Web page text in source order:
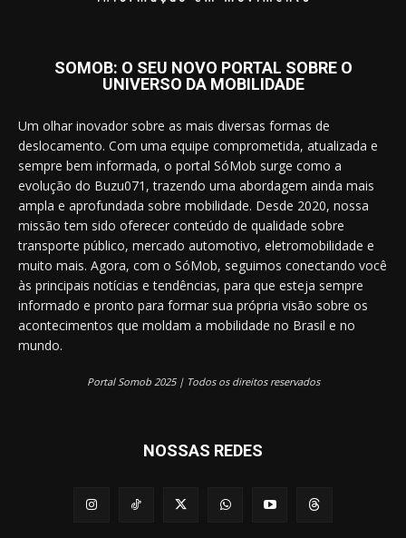
SOMOB: O SEU NOVO PORTAL SOBRE O
UNIVERSO DA MOBILIDADE
Um olhar inovador sobre as mais diversas formas de
deslocamento. Com uma equipe comprometida, atualizada e
sempre bem informada, o portal SóMob surge como a
evolução do Buzu071, trazendo uma abordagem ainda mais
ampla e aprofundada sobre mobilidade. Desde 2020, nossa
missão tem sido oferecer conteúdo de qualidade sobre
transporte público, mercado automotivo, eletromobilidade e
muito mais. Agora, com o SóMob, seguimos conectando você
às principais notícias e tendências, para que esteja sempre
informado e pronto para formar sua própria visão sobre os
acontecimentos que moldam a mobilidade no Brasil e no
mundo.
Portal Somob 2025 | Todos os direitos reservados
NOSSAS REDES